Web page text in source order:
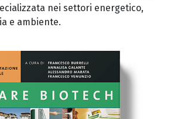
nei settori energetico,
e ambiente.